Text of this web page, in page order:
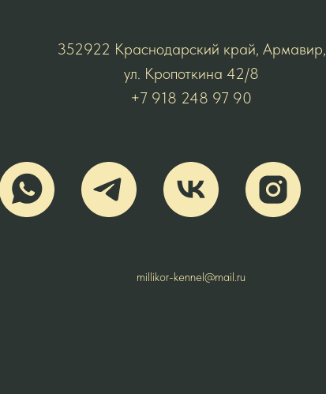
352922 Краснодарский край, Армавир,
ул. Кропоткина 42/8
+7 918 248 97 90
millikor-kennel@mail.ru